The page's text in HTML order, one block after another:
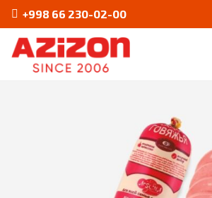
+998 66 230-02-00